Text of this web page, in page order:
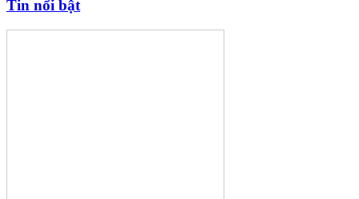
Tin nổi bật